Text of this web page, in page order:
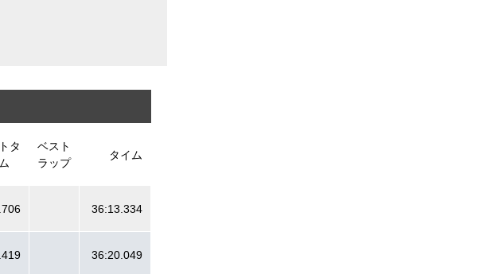
タ
ベスト
ラップ
タイム
36:13.334
36:20.049